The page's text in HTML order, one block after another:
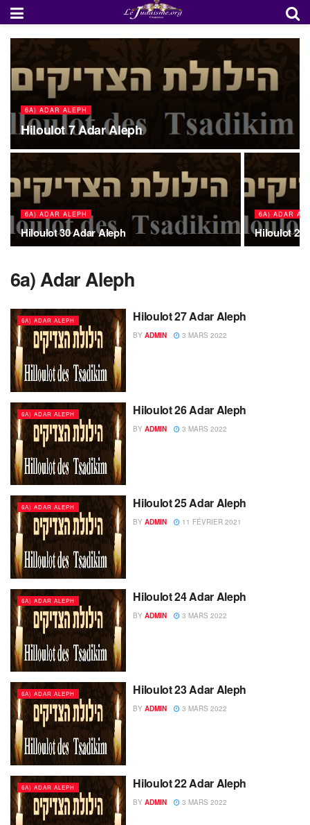
6A) ADAR ALEPH
Hiloulot 7 Adar Aleph
6A) ADAR ALEPH
Hiloulot 30 Adar Aleph
6A) ADAR
Hiloulot 29
6a) Adar Aleph
6A) ADAR ALEPH Hiloulot 27 Adar Aleph
BY ADMIN 3 MARS 2022
6A) ADAR ALEPH Hiloulot 26 Adar Aleph
BY ADMIN 3 MARS 2022
6A) ADAR ALEPH Hiloulot 25 Adar Aleph
BY ADMIN 11 FÉVRIER 2021
6A) ADAR ALEPH Hiloulot 24 Adar Aleph
BY ADMIN 3 MARS 2022
6A) ADAR ALEPH Hiloulot 23 Adar Aleph
BY ADMIN 3 MARS 2022
6A) ADAR ALEPH Hiloulot 22 Adar Aleph
BY ADMIN 3 MARS 2022